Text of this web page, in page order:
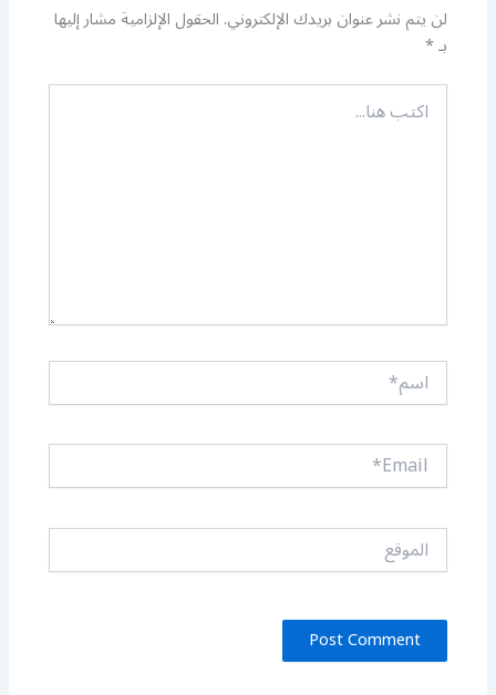
لن يتم نشر عنوان بريدك الإلكتروني.الحقول الإلزامية مشار إليها
بـ*
اكتب
هنا...
اسم*
Email*
الموقع